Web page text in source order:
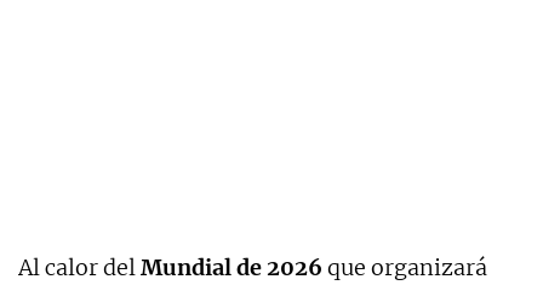
Al calor delMundial de 2026 que organizará